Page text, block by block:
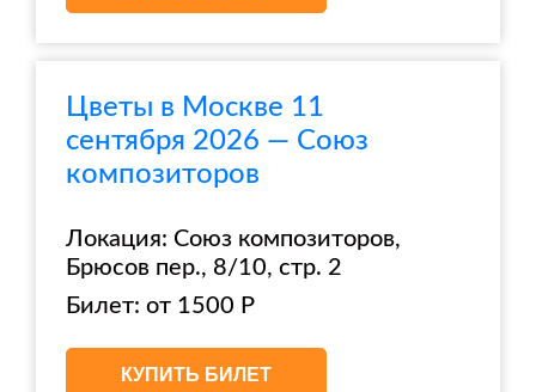
Цветы в Москве 11
сентября 2026 — Союз
композиторов
Локация: Союз композиторов,
Брюсов пер., 8/10, стр. 2
Билет: от 1500 Р
КУПИТЬ БИЛЕТ